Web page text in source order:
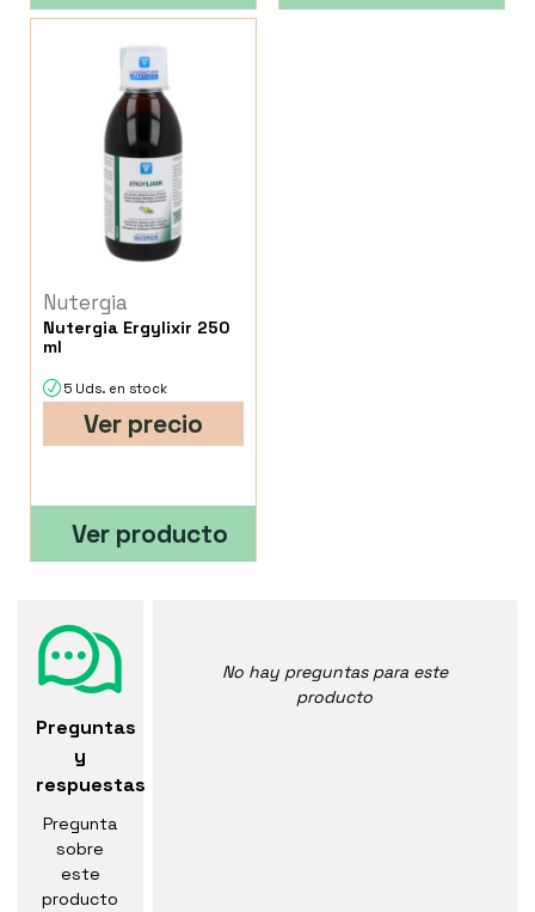
Nutergia
Nutergia Ergylixir 250
ml
5 Uds. en stock
Ver precio
Ver producto
Preguntas
y
respuestas
Pregunta
sobre
este
producto
No hay preguntas para este
producto